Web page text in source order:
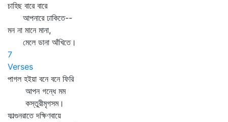
চাহিছ বারে বারে
আপনারে ঢাকিতে--
মন না মানে মানা,
মেলে ডানা আঁখিতে।
7
Verses
পাগল হইয়া বনে বনে ফিরি
আপন গন্ধে মম
কস্তুরীমৃগসম।
ফাল্গুনরাতে দক্ষিণবায়ে